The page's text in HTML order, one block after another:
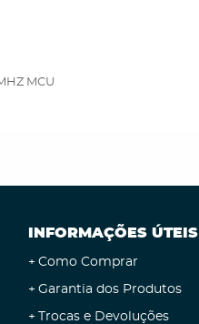
MCU
INFORMAÇÕES ÚTEIS
Como Comprar
Garantia dos Produtos
Trocas e Devoluções